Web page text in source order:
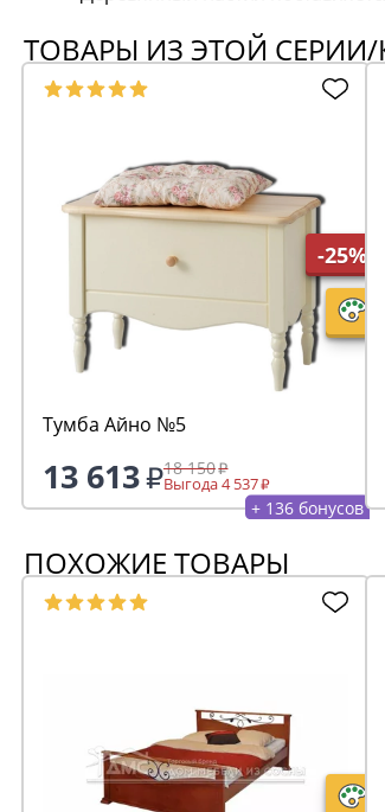
ТОВАРЫ ИЗ ЭТОЙ
-25%
Тумба Айно №5
13 613 18 150
Выгода 4 537
+ 136 бонусов
ПОХОЖИЕ ТОВАРЫ